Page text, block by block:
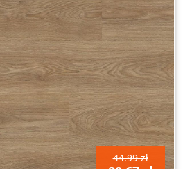
44.99 zł